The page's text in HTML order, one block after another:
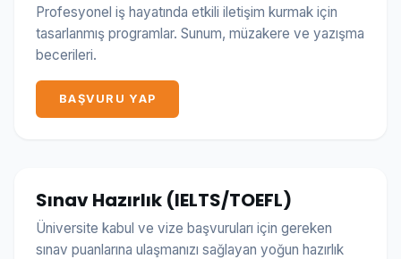
Profesyonel iş hayatında etkili iletişim kurmak için
tasarlanmış programlar. Sunum, müzakere ve yazışma
becerileri.
BAŞVURU YAP
Sınav Hazırlık (IELTS/TOEFL)
Üniversite kabul ve vize başvuruları için gereken
sınav puanlarına ulaşmanızı sağlayan yoğun hazırlık